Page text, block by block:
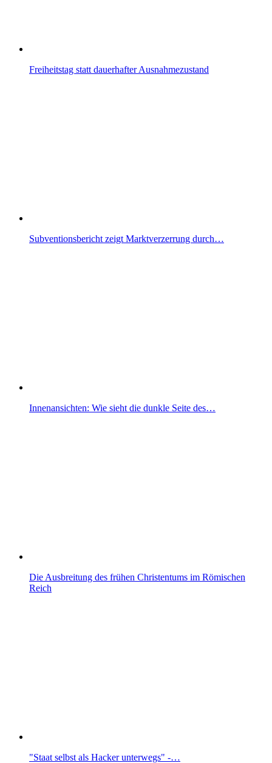
Freiheitstag statt dauerhafter Ausnahmezustand
Subventionsbericht zeigt Marktverzerrung durch…
Innenansichten: Wie sieht die dunkle Seite des…
Die Ausbreitung des frühen Christentums im Römischen
Reich
"Staat selbst als Hacker unterwegs" -…